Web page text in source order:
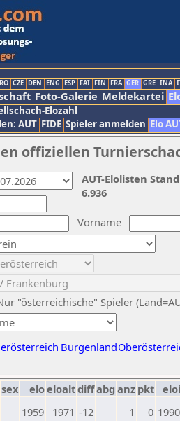
CZE DEN ENG ESP FAI FIN FRA GER GRE INA
Foto-Galerie Meldekartei
Elozahl
AUT FIDE Spieler anmelden Elo
offiziellen
Vorname
"österreichische" Spieler
Burgenland
AUT-Elolisten
6.936
sex eloeloaltdiffabg anz pkt eloi
1959 1971 -12 1 0 1990